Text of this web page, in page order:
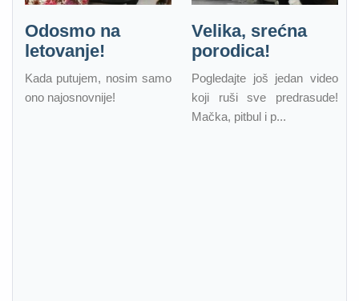
Odosmo na
letovanje!
Kada putujem, nosim samo
ono najosnovnije!
Velika, srećna
porodica!
Pogledajte još jedan video
koji ruši sve predrasude!
Mačka, pitbul i p...